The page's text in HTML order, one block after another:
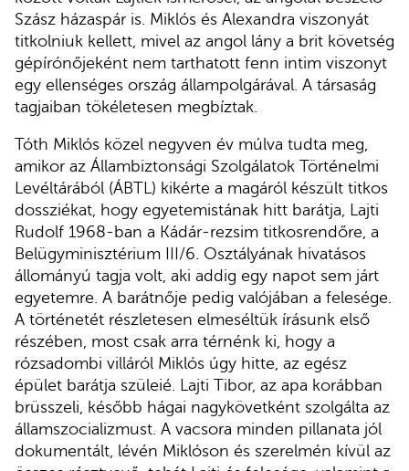
Szász házaspár is. Miklós és Alexandra viszonyát
titkolniuk kellett, mivel az angol lány a brit követség
gépírónőjeként nem tarthatott fenn intim viszonyt
egy ellenséges ország állampolgárával. A társaság
tagjaiban tökéletesen megbíztak.
Tóth Miklós közel negyven év múlva tudta meg,
amikor az Állambiztonsági Szolgálatok Történelmi
Levéltárából (ÁBTL) kikérte a magáról készült titkos
dossziékat, hogy egyetemistának hitt barátja, Lajti
Rudolf 1968-ban a Kádár-rezsim titkosrendőre, a
Belügyminisztérium III/6. Osztályának hivatásos
állományú tagja volt, aki addig egy napot sem járt
egyetemre. A barátnője pedig valójában a felesége.
A történetét részletesen elmeséltük írásunk első
részében, most csak arra térnénk ki, hogy a
rózsadombi villáról Miklós úgy hitte, az egész
épület barátja szüleié. Lajti Tibor, az apa korábban
brüsszeli, később hágai nagykövetként szolgálta az
államszocializmust. A vacsora minden pillanata jól
dokumentált, lévén Miklóson és szerelmén kívül az